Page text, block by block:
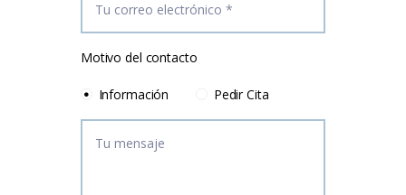
Motivo del contacto
Información Pedir Cita